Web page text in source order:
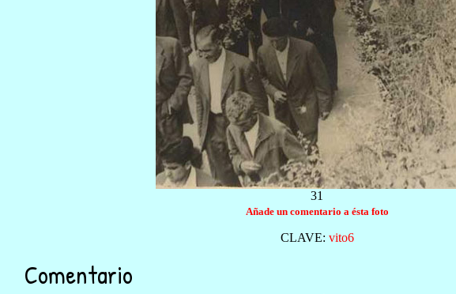
31
Añade un comentario a ésta foto
CLAVE: vito6